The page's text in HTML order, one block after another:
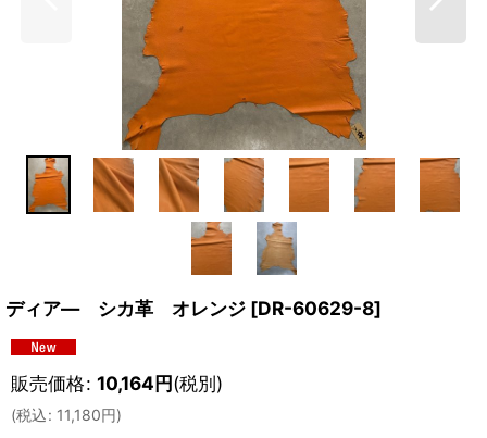
ディア― シカ革 オレンジ [DR-60629-8]
販売価格: 10,164円(税別)
(税込: 11,180円)